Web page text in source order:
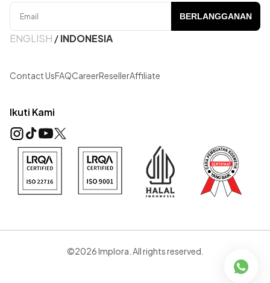
BERLANGGANAN
ENGLISH /INDONESIA
Contact UsFAQCareerResellerAffiliate
Ikuti Kami
©2026 Implora. All rights reserved.